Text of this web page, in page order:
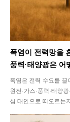
폭염이 전력망을
풍력·태양광은 어
폭염은 전력 수요를 끌
원전·가스·풍력·태양
심 대안으로 떠오르는